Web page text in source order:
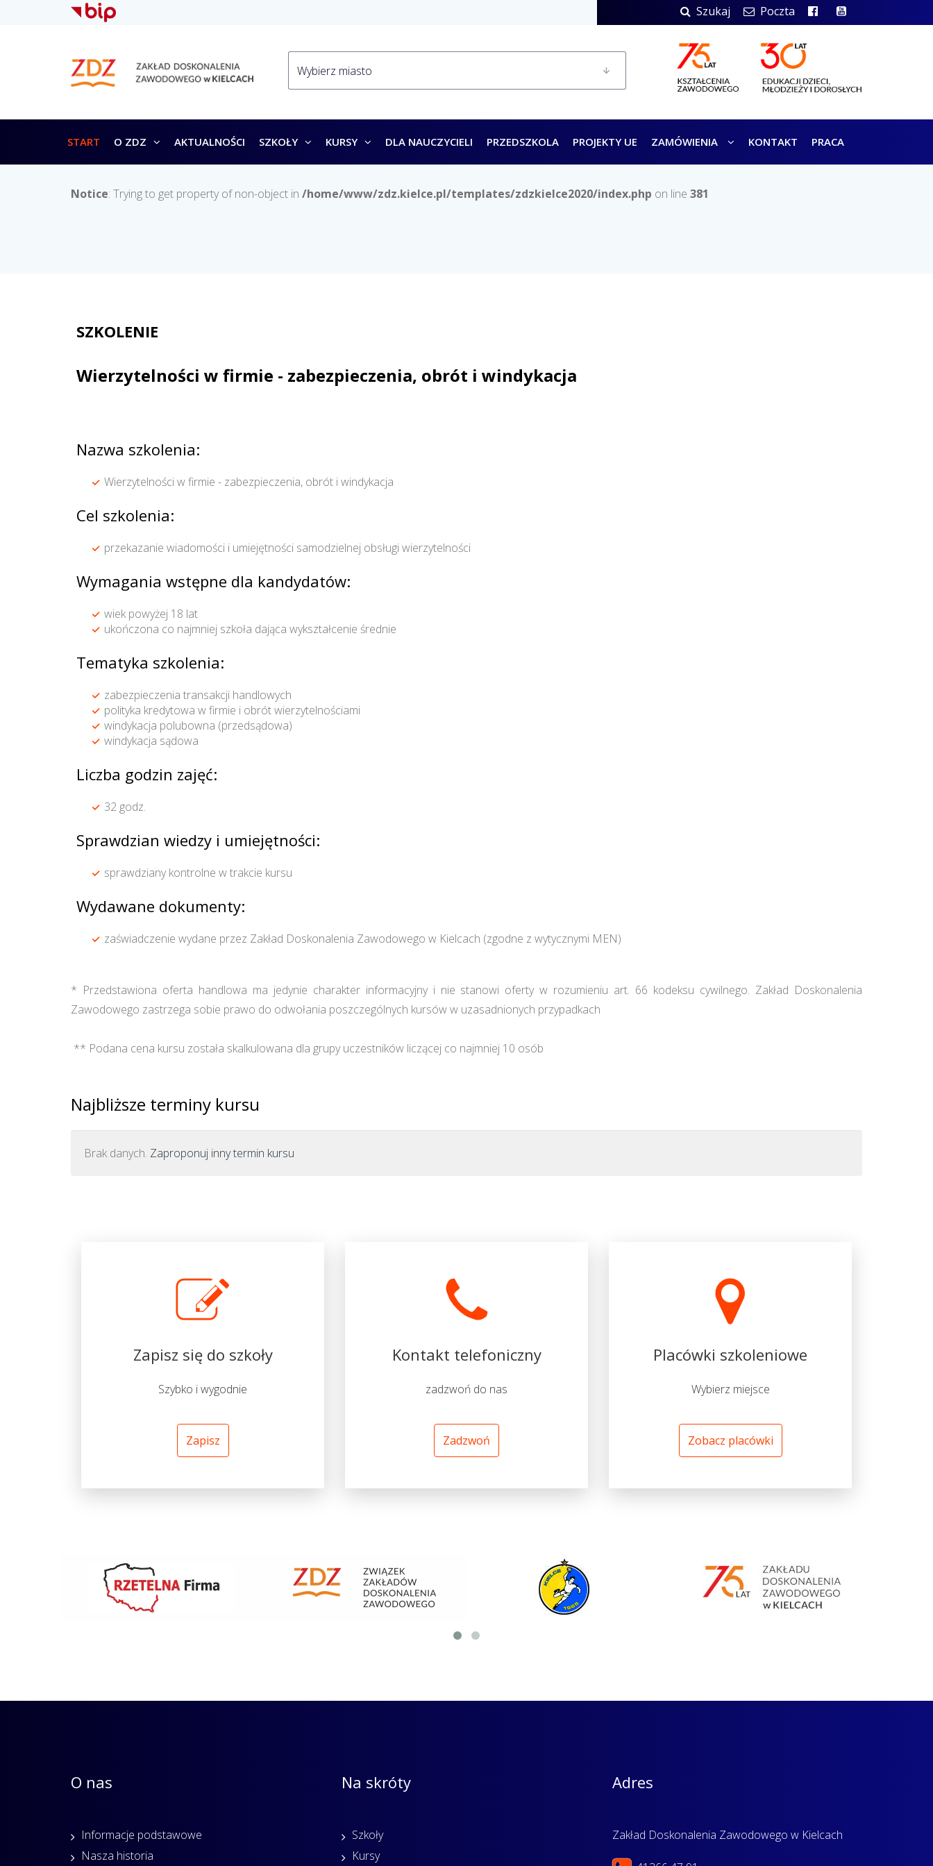
Szukaj Poczta
START O ZDZ AKTUALNOŚCI SZKOŁY KURSY DLA NAUCZYCIELI PRZEDSZKOLA PROJEKTY UE ZAMÓWIENIA KONTAKT PRACA
Notice: Trying to get property of non-object in /home/www/zdz.kielce.pl/templates/zdzkielce2020/index.php on line 381
SZKOLENIE
Wierzytelności w firmie - zabezpieczenia, obrót i windykacja
Nazwa szkolenia:
Wierzytelności w firmie - zabezpieczenia, obrót i windykacja
Cel szkolenia:
przekazanie wiadomości i umiejętności samodzielnej obsługi wierzytelności
Wymagania wstępne dla kandydatów:
wiek powyżej 18 lat
ukończona co najmniej szkoła dająca wykształcenie średnie
Tematyka szkolenia:
zabezpieczenia transakcji handlowych
polityka kredytowa w firmie i obrót wierzytelnościami
windykacja polubowna (przedsądowa)
windykacja sądowa
Liczba godzin zajęć:
32 godz.
Sprawdzian wiedzy i umiejętności:
sprawdziany kontrolne w trakcie kursu
Wydawane dokumenty:
zaświadczenie wydane przez Zakład Doskonalenia Zawodowego w Kielcach (zgodne z wytycznymi MEN)
* Przedstawiona oferta handlowa ma jedynie charakter informacyjny i nie stanowi oferty w rozumieniu art. 66 kodeksu cywilnego. Zakład Doskonalenia
Zawodowego zastrzega sobie prawo do odwołania poszczególnych kursów w uzasadnionych przypadkach
** Podana cena kursu została skalkulowana dla grupy uczestników liczącej co najmniej 10 osób
Najbliższe terminy kursu
Brak danych. Zaproponuj inny termin kursu
Zapisz się do szkoły
Szybko i wygodnie
Zapisz
Kontakt telefoniczny
zadzwoń do nas
Zadzwoń
Placówki szkoleniowe
Wybierz miejsce
Zobacz placówki
O nas
Informacje podstawowe
Nasza historia
Na skróty
Szkoły
Kursy
Adres
Zakład Doskonalenia Zawodowego w Kielcach